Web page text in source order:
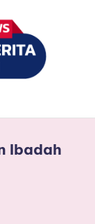
Ibadah